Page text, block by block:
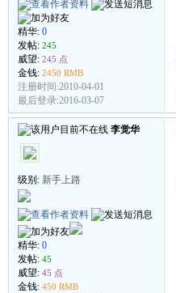
精华: 0
发帖: 245
威望: 245 点
金钱: 2450 RMB
注册时间:2010-04-01
最后登录:2016-03-07
李觉华
级别: 新手上路
精华: 0
发帖: 45
威望: 45 点
金钱: 450 RMB